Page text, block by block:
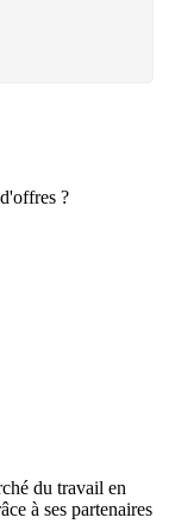
?
du travail en
à ses partenaires